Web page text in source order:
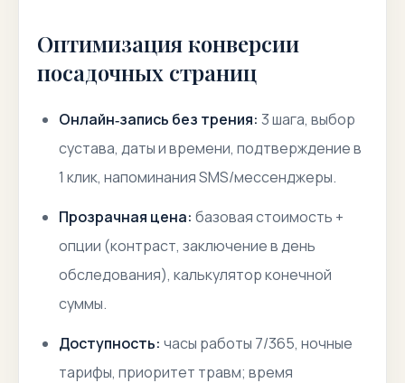
Оптимизация конверсии
посадочных страниц
Онлайн‑запись без трения: 3 шага, выбор
сустава, даты и времени, подтверждение в
1 клик, напоминания SMS/мессенджеры.
Прозрачная цена: базовая стоимость +
опции (контраст, заключение в день
обследования), калькулятор конечной
суммы.
Доступность: часы работы 7/365, ночные
тарифы, приоритет травм; время